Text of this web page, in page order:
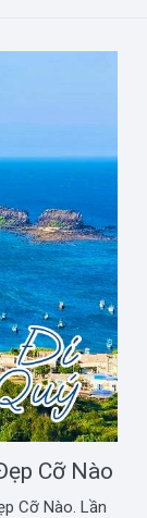
Cỡ Nào
Cỡ Nào. Lần